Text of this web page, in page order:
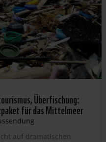
Überfischung:
für das Mittelmeer
auf dramatischen